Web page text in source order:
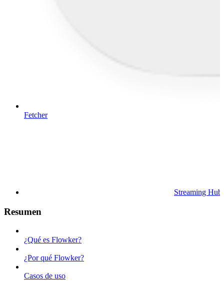
Fetcher
Streaming Hub
Resumen
¿Qué es Flowker?
¿Por qué Flowker?
Casos de uso